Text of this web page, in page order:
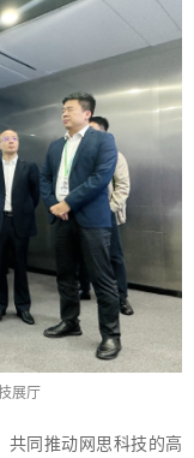
展厅
共同推动网思科技的高